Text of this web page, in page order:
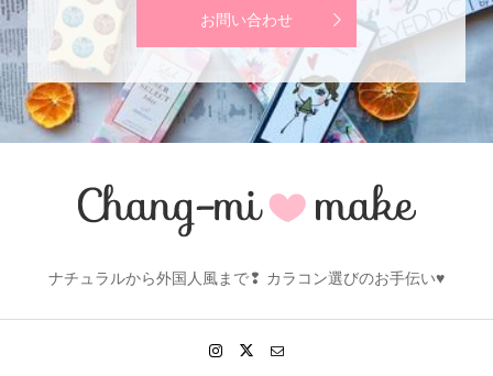
お問い合わせ
ナチュラルから外国人風まで❢ カラコン選びのお手伝い♥